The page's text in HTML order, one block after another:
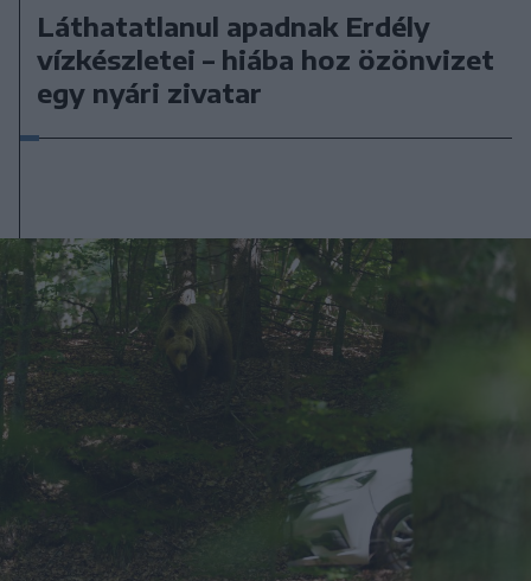
Láthatatlanul apadnak Erdély
vízkészletei – hiába hoz özönvizet
egy nyári zivatar